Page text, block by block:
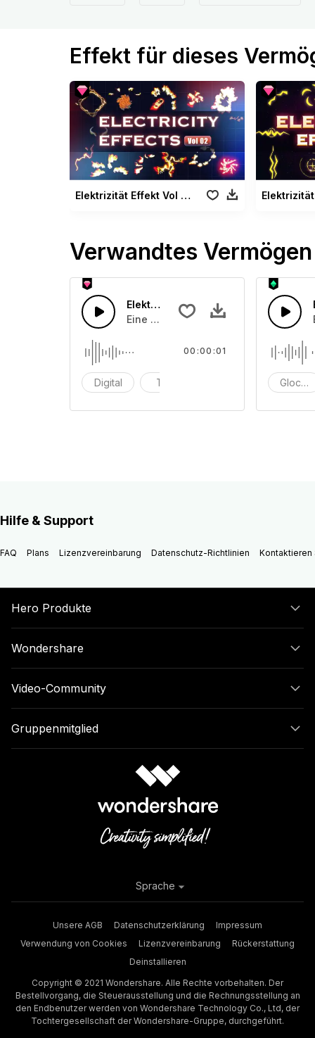
Effekt für dieses
Elektrizität Effekt Vol 02
Verwandtes Vermögen
Elektronsche Textwarnung
Eine kurze Textdatei wird
Digital Text
00:00:01
Hilfe & Support
FAQ Plans Lizenzvereinbarung Datenschutz-Richtlinien Kontaktieren
Hero Produkte
Wondershare
Video-Community
Gruppenmitglied
Unsere AGB Datenschutzerklärung
Impressum
Verwendung von Cookies
Lizenzvereinbarung
Rückerstattung
Deinstallieren
Copyright © 2021 Wondershare. Alle Rechte vorbehalten. Der
Bestellvorgang, die Steuerausstellung und die Rechnungsstellung an
den Endbenutzer werden von Wondershare Technology Co., Ltd, der
Tochtergesellschaft der Wondershare-Gruppe, durchgeführt.
Sprache